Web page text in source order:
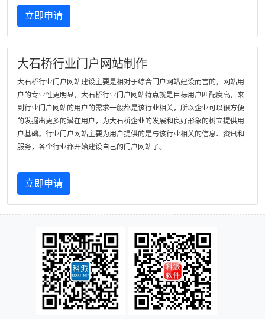
立即申请
大石桥行业门户网站制作
大石桥行业门户网站建设主要是相对于综合门户网站建设而言的，网站用
户的专业性更明显，大石桥行业门户网站特点就是目标用户匹配度高，来
到行业门户网站的用户的需求一般都是该行业相关，所以企业可以很方便
的发掘出更多的潜在用户，为大石桥企业的发展和良好形象的树立提供用
户基础。行业门户网站主要为用户提供的是与该行业相关的信息、资讯和
服务，各个行业都开始建设自己的门户网站了。
立即申请